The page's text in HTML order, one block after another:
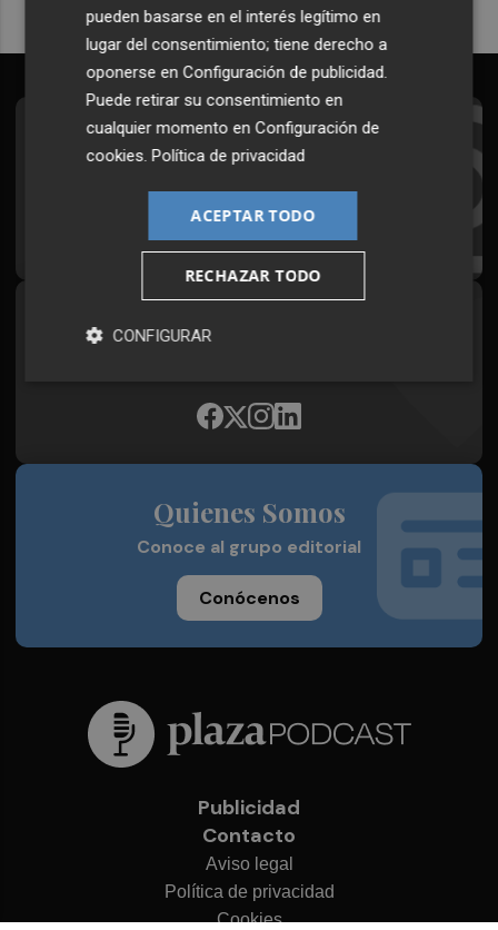
Suscríbete al Boletín
Síguenos en redes
Quienes Somos
Conoce al grupo editorial
Conócenos
Publicidad
Contacto
Aviso legal
Política de privacidad
Cookies
pueden basarse en el interés legítimo en
lugar del consentimiento; tiene derecho a
oponerse enConfiguración de publicidad
Puede retirar su consentimiento en
cualquier momento enConfiguración de
cookies .Política de privacidad
ACEPTAR TODO
RECHAZAR TODO
CONFIGURAR